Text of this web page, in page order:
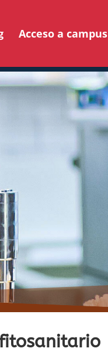
Acceso a campus